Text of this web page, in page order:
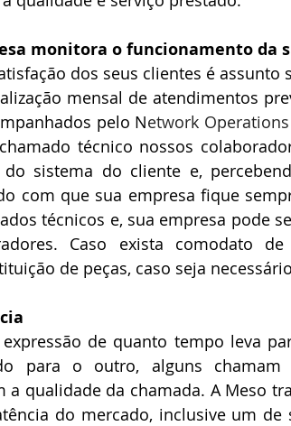
monitora o funcionamento da
dos seus clientes é
mensal de atendimentos
pelo Network
técnico nossos
sistema do cliente e,
com que sua empresa fique
técnicos e, sua empresa pode
Caso exista comodato
de peças, caso seja
de quanto tempo leva
para o outro, alguns chamam
a qualidade da chamada. A Meso
do mercado, inclusive um de